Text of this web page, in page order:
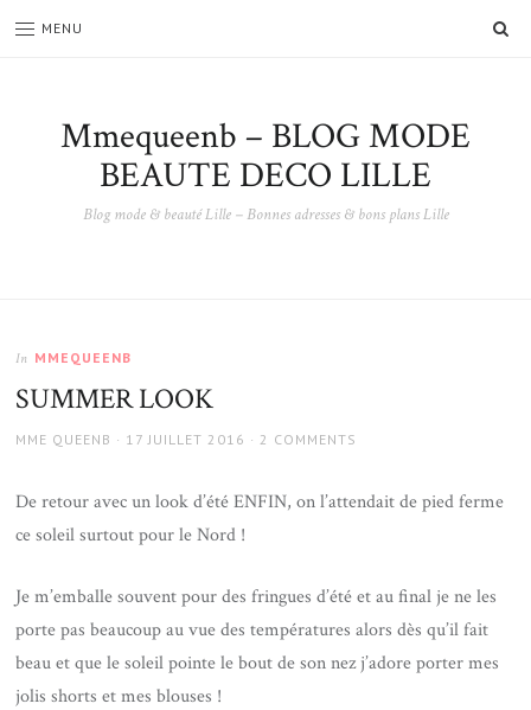
MENU
Mmequeenb – BLOG MODE
BEAUTE DECO LILLE
Blog mode & beauté Lille – Bonnes adresses & bons plans Lille
In MMEQUEENB
SUMMER LOOK
AUTHOR
MME QUEENB
POSTED
17 JUILLET 2016 2 COMMENTS
De retour avec un look d’été ENFIN, on l’attendait de pied ferme
ce soleil surtout pour le Nord !
Je m’emballe souvent pour des fringues d’été et au final je ne les
porte pas beaucoup au vue des températures alors dès qu’il fait
beau et que le soleil pointe le bout de son nez j’adore porter mes
jolis shorts et mes blouses !